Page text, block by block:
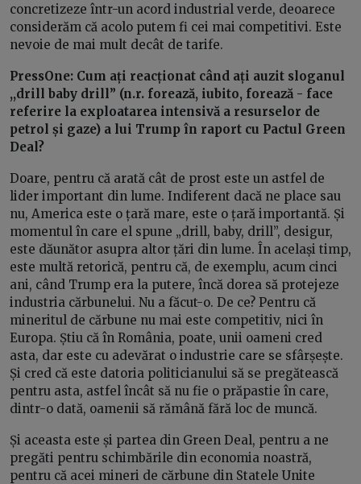
concretizeze într-un acord industrial verde, deoarece
considerăm că acolo putem fi cei mai competitivi. Este
nevoie de mai mult decât de tarife.
PressOne: Cum ați reacționat când ați auzit sloganul
,,drill baby drill” (n.r. forează, iubito, forează - face
referire la exploatarea intensivă a resurselor de
petrol și gaze) a lui Trump în raport cu Pactul Green
Deal?
Doare, pentru că arată cât de prost este un astfel de
lider important din lume. Indiferent dacă ne place sau
nu, America este o țară mare, este o țară importantă. Și
momentul în care el spune „drill, baby, drill”, desigur,
este dăunător asupra altor țări din lume. În același timp,
este multă retorică, pentru că, de exemplu, acum cinci
ani, când Trump era la putere, încă dorea să protejeze
industria cărbunelui. Nu a făcut-o. De ce? Pentru că
mineritul de cărbune nu mai este competitiv, nici în
Europa. Știu că în România, poate, unii oameni cred
asta, dar este cu adevărat o industrie care se sfârșește.
Și cred că este datoria politicianului să se pregătească
pentru asta, astfel încât să nu fie o prăpastie în care,
dintr-o dată, oamenii să rămână fără loc de muncă.
Și aceasta este și partea din Green Deal, pentru a ne
pregăti pentru schimbările din economia noastră,
pentru că acei mineri de cărbune din Statele Unite